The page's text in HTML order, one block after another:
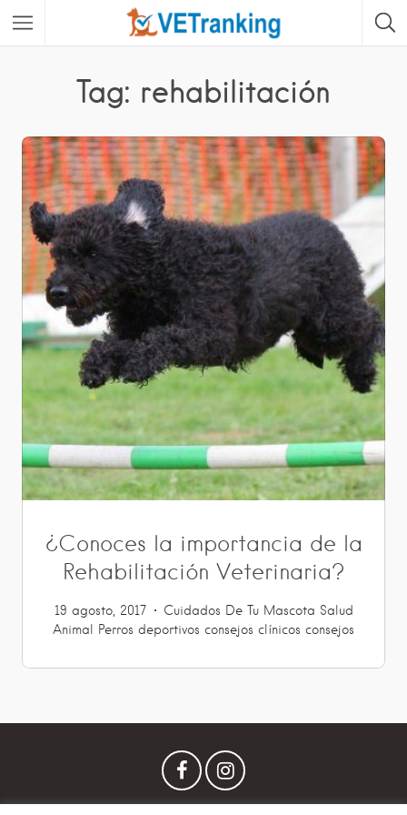
Tag: rehabilitación
¿Conoces la importancia de la
Rehabilitación Veterinaria?
19 agosto, 2017 Cuidados De Tu Mascota Salud
Animal
Perros deportivos consejos clínicos consejos